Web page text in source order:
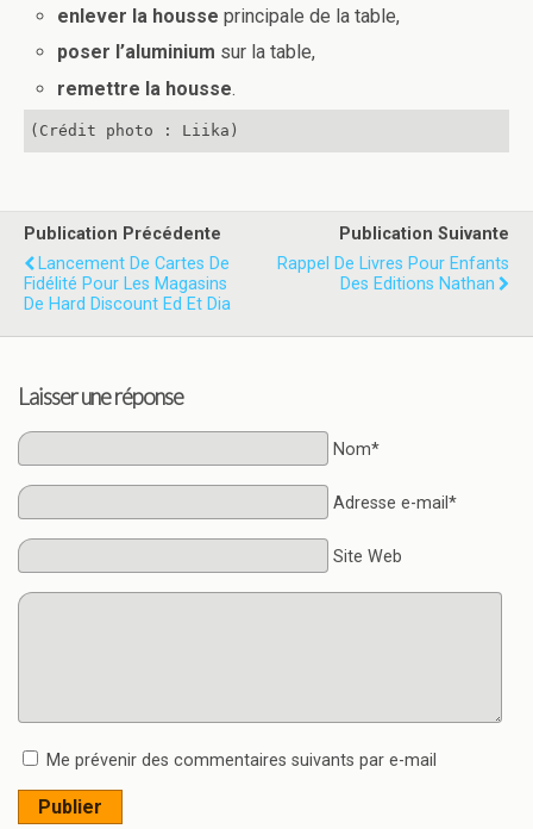
enlever la housseprincipale de la table,
poser l’aluminium sur la table,
remettre la housse.
(Crédit photo : Liika)
Publication Précédente
Lancement De Cartes De
Fidélité Pour Les Magasins
De Hard Discount Ed Et Dia
Publication Suivante
Rappel De Livres Pour Enfants
Des Editions Nathan
Laisser une réponse
Nom*
Adresse e-mail*
Site Web
Me prévenir des commentaires suivants par e-mail
Publier